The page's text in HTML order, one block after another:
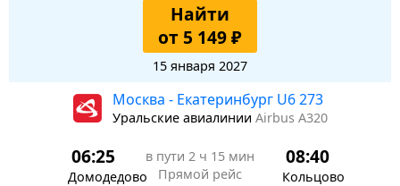
Найти
от 5 149 ₽
15 января 2027
Москва - Екатеринбург U6 273
Уральские авиалинии Airbus A320
06:25
Домодедово
в пути 2 ч 15 мин
Прямой рейс
08:40
Кольцово